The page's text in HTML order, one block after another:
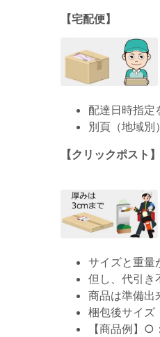
【宅配便】
配達日時指定
別頁（地域
【クリックポスト】
サイズと重量
但し、代引き
商品は準備出
梱包後サイズ
【商品例】